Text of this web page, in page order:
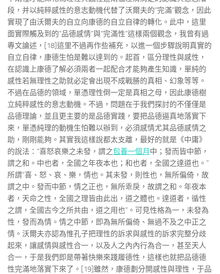
段，并以純粹感性的意志動機代替了沃爾夫的“完滿”觀念，因此
實現了由沃爾夫的自立向康德的自立自律的轉化。此中，這里
面實際觸及到的“品德感情”與“完滿性”這樣兩個觀念，我曾有過
專文論述，[18]這里不過再作些補充，以進一個步驟說明真實的
自立自律，康德生怕是難以達到的。起首，區分理性與感性，
在認識上康德了解必須兩者一起配合才能夠產生知識，單純的
感性若無理性之助就必定會出現不成戰勝的真相、幻象等等。
不過在品德的領域，單憑理性倒一定是真相之母，因此康德樹
立純粹感性的意志動機。不過，問題在于我們探討的不僅僅是
品德理論，並且更主要的是品德實踐，要把品德逼真地落實下
來，單憑純理的動機生怕難以辦到，必須感情尤其品德感情之
助，剛剛能夠。其實我這樣說都太支離，最好的就是《中庸》
的說法：“喜怒哀樂之未發，謂之包養一個月 中；發而皆中節，
謂之和。中也者，全國之年夜本也；和也者，全國之達道也。”
所謂“喜、怒、哀、樂，情也。其未發，則性也，無所偏倚，故
謂之中。發而中節，情之正也，無所乖戾，故謂之和。年夜本
者，天命之性，全國之理皆由此出，道之體也。達道者，循性
之謂，全國古今之所共由，道之用也”。可見性格為一，未發為
性，發而為情。情之中節，即為無所偏倚、無過不及之中正之
情。沃爾夫亦認為惟孔子把理性的訴求與感性的訴求完整分歧
起來，讓感情與感性合一，以及人之內內行為合一，甚至天人
合一，于是我們即是帶著快樂來踐履德性，這樣也就把品德德
性完滿地落實下來了。[19]雖然，康德劃分開感性與理性，于品